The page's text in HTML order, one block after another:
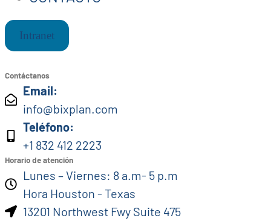
Intranet
Contáctanos
Email:
info@bixplan.com
Teléfono:
+1 832 412 2223
Horario de atención
Lunes – Viernes: 8 a.m- 5 p.m
Hora Houston - Texas
13201 Northwest Fwy Suite 475